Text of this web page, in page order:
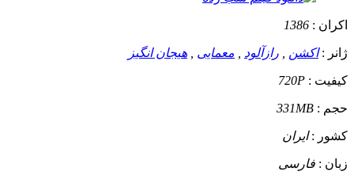
اکران : 1386
ژانر :اکشن رازآلود معمایی هیجان انگیز
کیفیت : 720P
حجم : 331MB
کشور :ایران
زبان : فارسی